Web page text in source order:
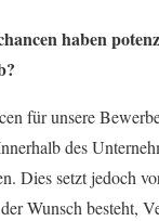
haben
für unsere
des
Dies setzt jedoch
Wunsch besteht,